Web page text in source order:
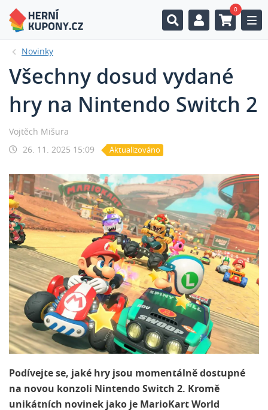
0
Novinky
Všechny dosud vydané
hry na Nintendo Switch 2
Vojtěch Mišura
26. 11. 2025 15:09 Aktualizováno
Podívejte se, jaké hry jsou momentálně dostupné
na novou konzoli Nintendo Switch 2. Kromě
unikátních novinek jako je MarioKart World